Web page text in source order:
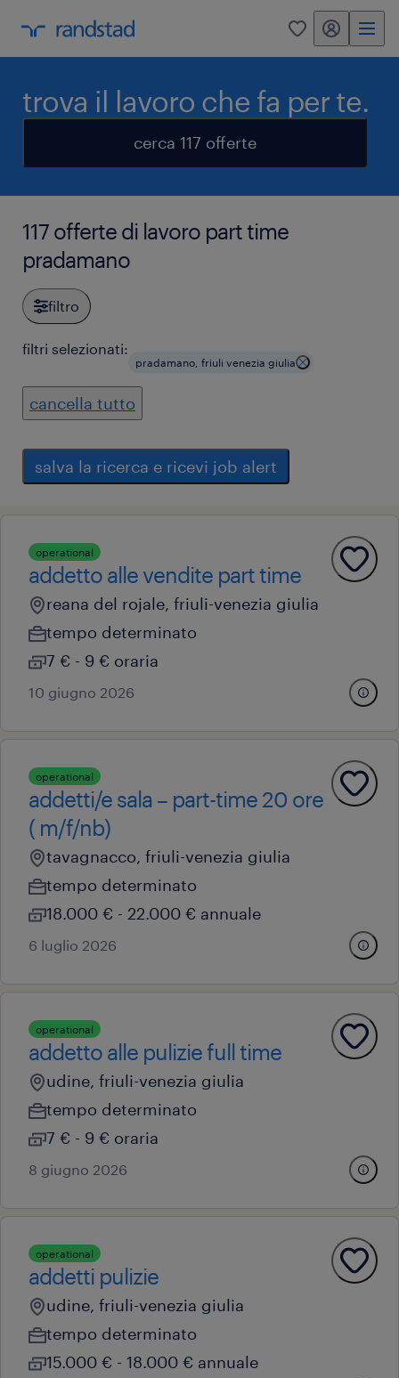
0 my randstad
trova il lavoro che fa per te.
cerca 117 offerte
117 offerte di lavoro part time
pradamano
filtro
filtri selezionati:
pradamano, friuli venezia giulia
cancella tutto
salva la ricerca e ricevi job alert
operational
addetto alle vendite part time
reana del rojale, friuli-venezia giulia
tempo determinato
7 € - 9 € oraria
10 giugno 2026
operational
addetti/e sala – part-time 20 ore
( m/f/nb)
tavagnacco, friuli-venezia giulia
tempo determinato
18.000 € - 22.000 € annuale
6 luglio 2026
operational
addetto alle pulizie full time
udine, friuli-venezia giulia
tempo determinato
7 € - 9 € oraria
8 giugno 2026
operational
addetti pulizie
udine, friuli-venezia giulia
tempo determinato
15.000 € - 18.000 € annuale